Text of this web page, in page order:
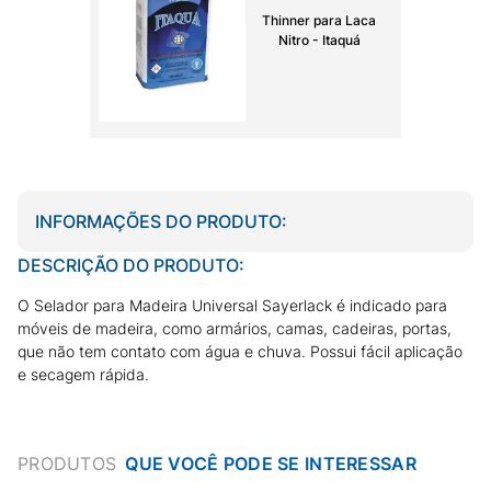
Thinner para Laca
Nitro - Itaquá
INFORMAÇÕES DO PRODUTO:
DESCRIÇÃO DO PRODUTO:
O Selador para Madeira Universal Sayerlack é indicado para
móveis de madeira, como armários, camas, cadeiras, portas,
que não tem contato com água e chuva. Possui fácil aplicação
e secagem rápida.
PRODUTOS